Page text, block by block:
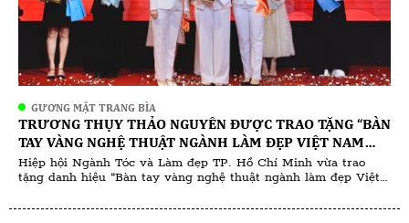
GƯƠNG MẶT TRANG BÌA
TRƯƠNG THỤY THẢO NGUYÊN ĐƯỢC TRAO TẶNG “BÀN
TAY VÀNG NGHỆ THUẬT NGÀNH LÀM ĐẸP VIỆT NAM
2025”
Hiệp hội Ngành Tóc và Làm đẹp TP. Hồ Chí Minh vừa trao
tặng danh hiệu “Bàn tay vàng nghệ thuật ngành làm đẹp Việt
xăm thẩm mỹ có hơn 10 năm hoạt động trong lĩnh vực làm